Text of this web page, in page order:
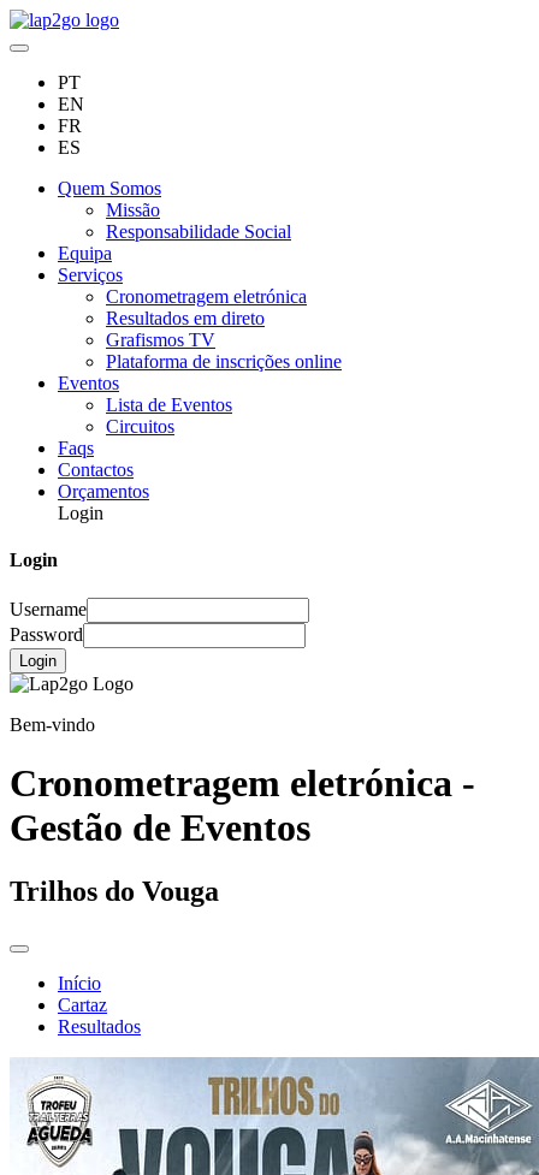
PT
EN
FR
ES
Quem Somos
Missão
Responsabilidade Social
Equipa
Serviços
Cronometragem eletrónica
Resultados em direto
Grafismos TV
Plataforma de inscrições online
Eventos
Lista de Eventos
Circuitos
Faqs
Contactos
Orçamentos
Login
Login
Username
Password
Login
Bem-vindo
Cronometragem eletrónica -
Gestão de Eventos
Trilhos do Vouga
Início
Cartaz
Resultados